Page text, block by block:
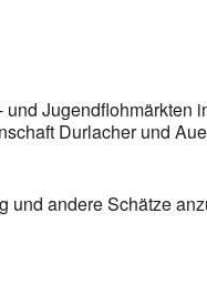
Jugendflohmärkten
Durlacher und
andere Schätze